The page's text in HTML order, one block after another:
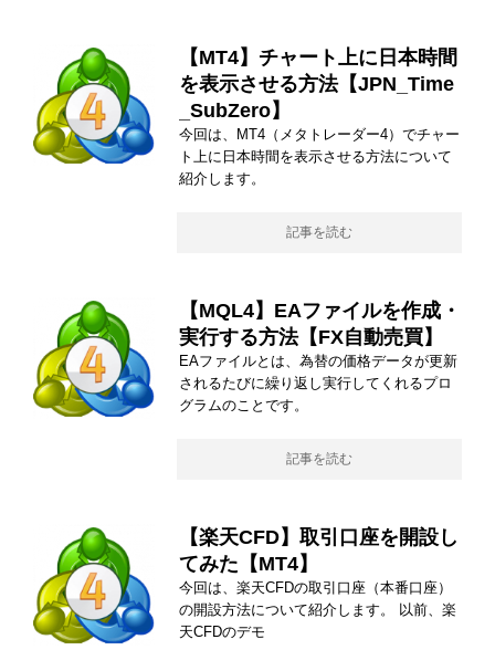
【MT4】チャート上に日本時間
を表示させる方法【JPN_Time
_SubZero】
今回は、MT4（メタトレーダー4）でチャー
ト上に日本時間を表示させる方法について
紹介します。
記事を読む
【MQL4】EAファイルを作成・
実行する方法【FX自動売買】
EAファイルとは、為替の価格データが更新
されるたびに繰り返し実行してくれるプロ
グラムのことです。
記事を読む
【楽天CFD】取引口座を開設し
てみた【MT4】
今回は、楽天CFDの取引口座（本番口座）
の開設方法について紹介します。 以前、楽
天CFDのデモ